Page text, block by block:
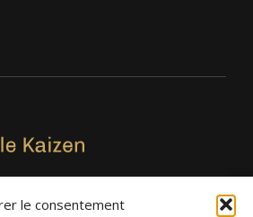
le consentement
bureau 819, Saint-Augustin-de-